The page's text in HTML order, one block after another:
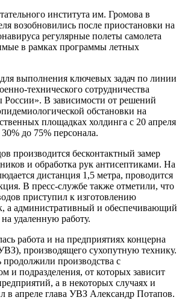
института им. Громова в
возобновились после приостановки на
регулярные полеты самолета
в рамках программы летных
выполнения ключевых задач по линии
технического сотрудничества
России». В зависимости от решений
обстановки на
площадках холдинга с 20 апреля
до 75% персонала.
производится бесконтактный замер
и обработка рук антисептиками. На
дистанция 1,5 метра, проводится
В пресс-службе также отметили, что
приступил к изготовлению
а административный и обеспечивающий
удаленную работу.
работа и на предприятиях концерна
производящего сухопутную технику.
продолжили производства с
и подразделения, от которых зависит
а в некоторых случаях и
в апреле глава УВЗ Александр Потапов.